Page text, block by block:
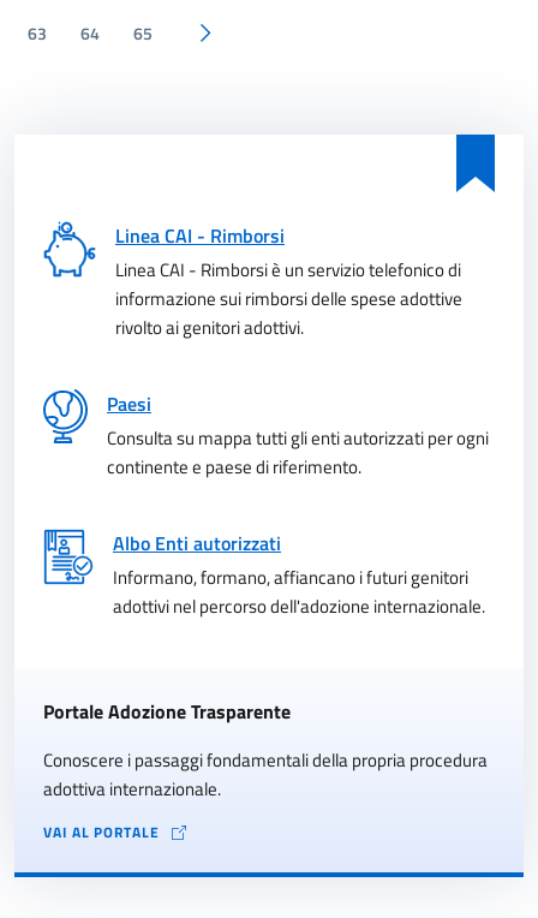
63
64 65 Pagina successiva
Linea CAI - Rimborsi
Linea CAI - Rimborsi è un servizio telefonico di
informazione sui rimborsi delle spese adottive
rivolto ai genitori adottivi.
Paesi
Consulta su mappa tutti gli enti autorizzati per ogni
continente e paese di riferimento.
Albo Enti autorizzati
Informano, formano, affiancano i futuri genitori
adottivi nel percorso dell'adozione internazionale.
Portale Adozione Trasparente
Conoscere i passaggi fondamentali della propria procedura
adottiva internazionale.
VAI AL PORTALE